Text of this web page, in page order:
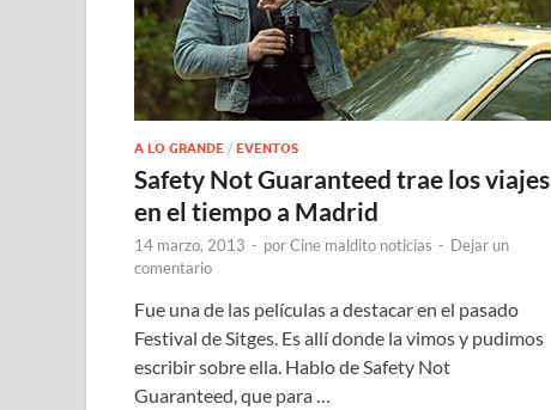
A LO GRANDE / EVENTOS
Safety Not Guaranteed trae los viajes
en el tiempo a Madrid
14 marzo, 2013 - porCine maldito noticias - Dejar un
comentario
Fue una de las películas a destacar en el pasado
Festival de Sitges. Es allí donde la vimos y pudimos
escribir sobre ella. Hablo de Safety Not
Guaranteed, que para …